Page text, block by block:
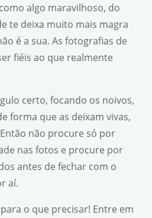
algo maravilhoso, do
te deixa muito mais magra
é a sua. As fotografias de
fiéis ao que realmente
certo, focando os noivos,
forma que as deixam vivas,
não procure só por
nas fotos e procure por
antes de fechar com o
aí.
o que precisar! Entre em